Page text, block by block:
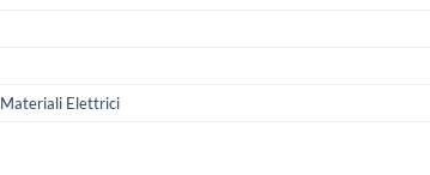
Materiali Elettrici